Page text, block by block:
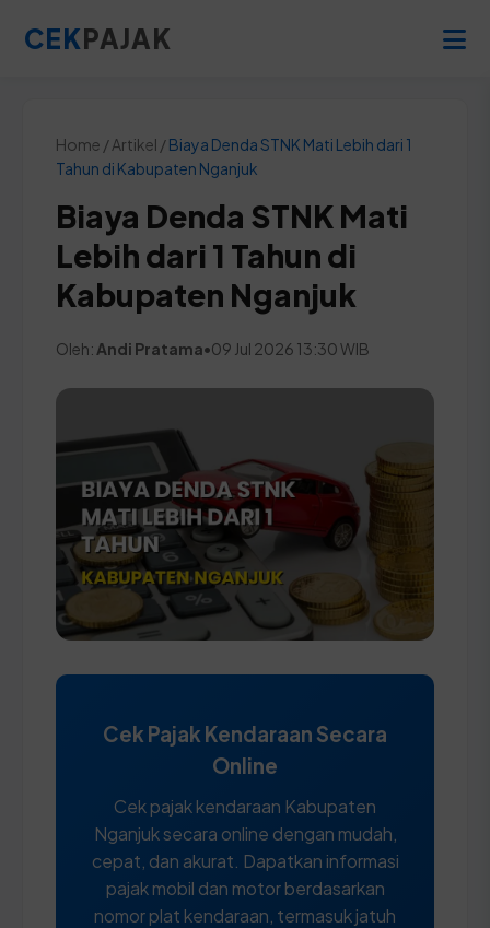
CEKPAJAK
Home / Artikel /Biaya Denda STNK Mati Lebih dari 1
Tahun di Kabupaten Nganjuk
Biaya Denda STNK Mati
Lebih dari 1 Tahun di
Kabupaten Nganjuk
Oleh: Andi Pratama•09 Jul 2026 13:30 WIB
Cek Pajak Kendaraan Secara
Online
Cek pajak kendaraan Kabupaten
Nganjuk secara online dengan mudah,
cepat, dan akurat. Dapatkan informasi
pajak mobil dan motor berdasarkan
nomor plat kendaraan, termasuk jatuh